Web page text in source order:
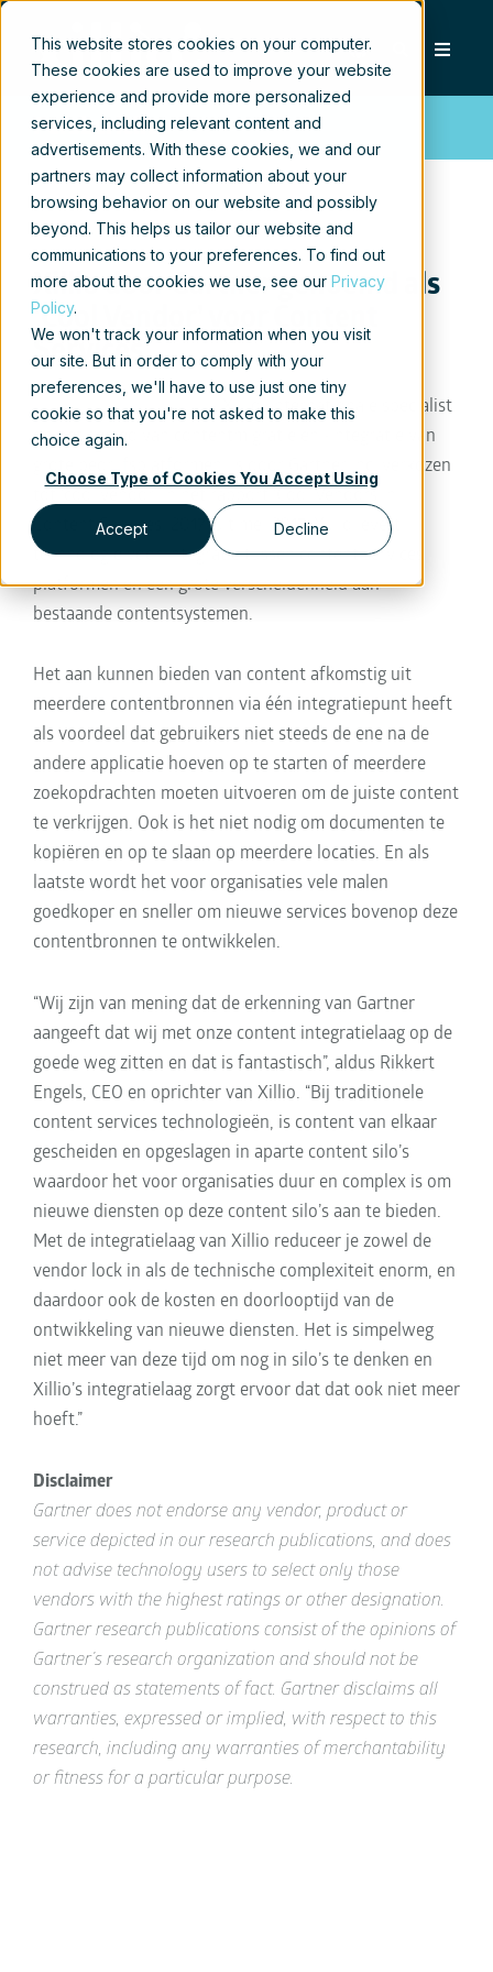
This website stores cookies on your computer.
These cookies are used to improve your website
experience and provide more personalized
services, including relevant content and
advertisements. With these cookies, we and our
partners may collect information about your
browsing behavior on our website and possibly
beyond. This helps us tailor our website and
communications to your preferences. To find out
more about the cookies we use, see our Privacy
Policy.
We won't track your information when you visit
our site. But in order to comply with your
preferences, we'll have to use just one tiny
cookie so that you're not asked to make this
choice again.
Choose Type of Cookies You Accept Using
Accept Decline
Persbericht
Xillio door Gartner genoemd als
‘Cool Vendor’ voor Content
Services
Hilversum, 17 mei 2017- Xillio, internationale specialist
op het gebied van contentmigratie en -integratie van
grote bedrijfsplatformen, is door Gartner Inc. verkozen
Content Services, 2017’ uit mei 2017. Xillio levert
technologie voor integratie tussen content services
platformen en een grote verscheidenheid aan
bestaande contentsystemen.
Het aan kunnen bieden van content afkomstig uit
meerdere contentbronnen via één integratiepunt heeft
als voordeel dat gebruikers niet steeds de ene na de
andere applicatie hoeven op te starten of meerdere
zoekopdrachten moeten uitvoeren om de juiste content
te verkrijgen. Ook is het niet nodig om documenten te
kopiëren en op te slaan op meerdere locaties. En als
laatste wordt het voor organisaties vele malen
goedkoper en sneller om nieuwe services bovenop deze
contentbronnen te ontwikkelen.
“Wij zijn van mening dat de erkenning van Gartner
aangeeft dat wij met onze content integratielaag op de
goede weg zitten en dat is fantastisch”, aldus Rikkert
Engels, CEO en oprichter van Xillio. “Bij traditionele
content services technologieën, is content van elkaar
gescheiden en opgeslagen in aparte content silo’s
waardoor het voor organisaties duur en complex is om
nieuwe diensten op deze content silo’s aan te bieden.
Met de integratielaag van Xillio reduceer je zowel de
vendor lock in als de technische complexiteit enorm, en
daardoor ook de kosten en doorlooptijd van de
ontwikkeling van nieuwe diensten. Het is simpelweg
niet meer van deze tijd om nog in silo’s te denken en
Xillio’s integratielaag zorgt ervoor dat dat ook niet meer
hoeft.”
Disclaimer
Gartner does not endorse any vendor, product or
service depicted in our research publications, and does
not advise technology users to select only those
vendors with the highest ratings or other designation.
Gartner research publications consist of the opinions of
Gartner’s research organization and should not be
construed as statements of fact. Gartner disclaims all
warranties, expressed or implied, with respect to this
research, including any warranties of merchantability
or fitness for a particular purpose.